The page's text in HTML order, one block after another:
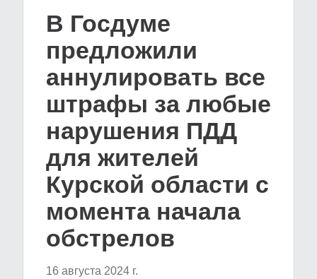
В Госдуме
предложили
аннулировать все
штрафы за любые
нарушения ПДД
для жителей
Курской области с
момента начала
обстрелов
16 августа 2024 г.